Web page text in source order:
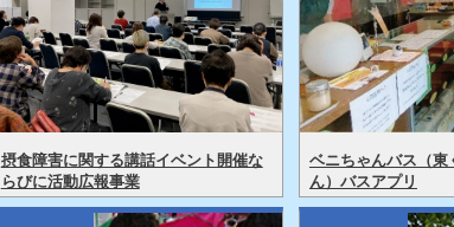
摂食障害に関する講話イベント開催な
らびに活動広報事業
ベニちゃんバス（東
ん）バスアプリ